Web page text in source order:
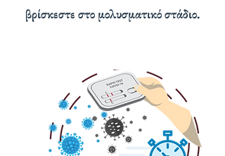
βρίσκεστε στο μολυσματικό στάδιο.